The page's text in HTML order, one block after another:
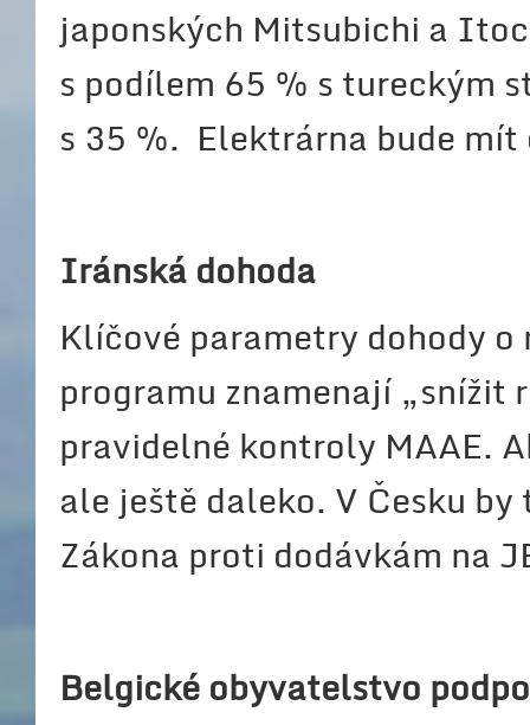
japonských Mitsubichi a
s podílem 65 % s tureckým
s 35 %. Elektrárna bude
Iránská dohoda
Klíčové parametry dohody
programu znamenají „snížit
pravidelné kontroly MAAE.
ale ještě daleko. V Česku
Zákona proti dodávkám na
Belgické obyvatelstvo